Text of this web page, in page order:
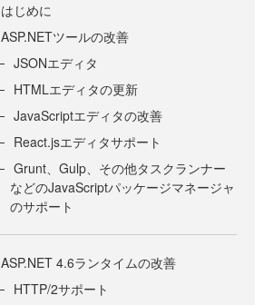
はじめに
ASP.NETツールの改善
JSONエディタ
HTMLエディタの更新
JavaScriptエディタの改善
React.jsエディタサポート
Grunt、Gulp、その他タスクランナー
などのJavaScriptパッケージマネージャ
のサポート
ASP.NET 4.6ランタイムの改善
HTTP/2サポート